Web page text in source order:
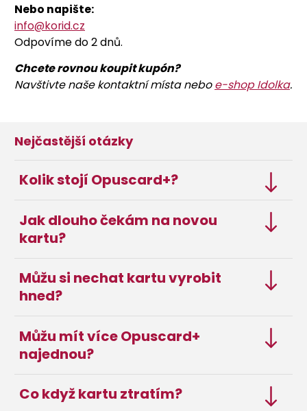
Nebo napište:
info@korid.cz
Odpovíme do 2 dnů.
Chcete rovnou koupit kupón?
Navštivte naše kontaktní místa neboe-shop Idolka.
Nejčastější otázky
Kolik stojí Opuscard+?
Jak dlouho čekám na novou
kartu?
Můžu si nechat kartu vyrobit
hned?
Můžu mít více Opuscard+
najednou?
Co když kartu ztratím?